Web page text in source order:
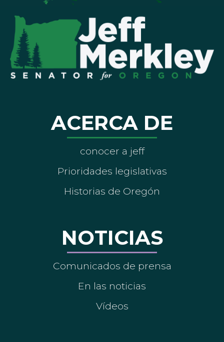
ACERCA DE
conocer a jeff
Prioridades legislativas
Historias de Oregón
NOTICIAS
Comunicados de prensa
En las noticias
Vídeos